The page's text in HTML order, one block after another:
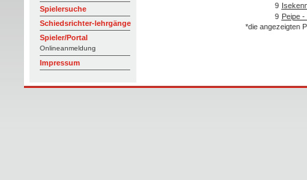
Spielersuche
Schiedsrichter-lehrgänge
Spieler/Portal
Onlineanmeldung
Impressum
9
9 Peipe -
*die angezeigten